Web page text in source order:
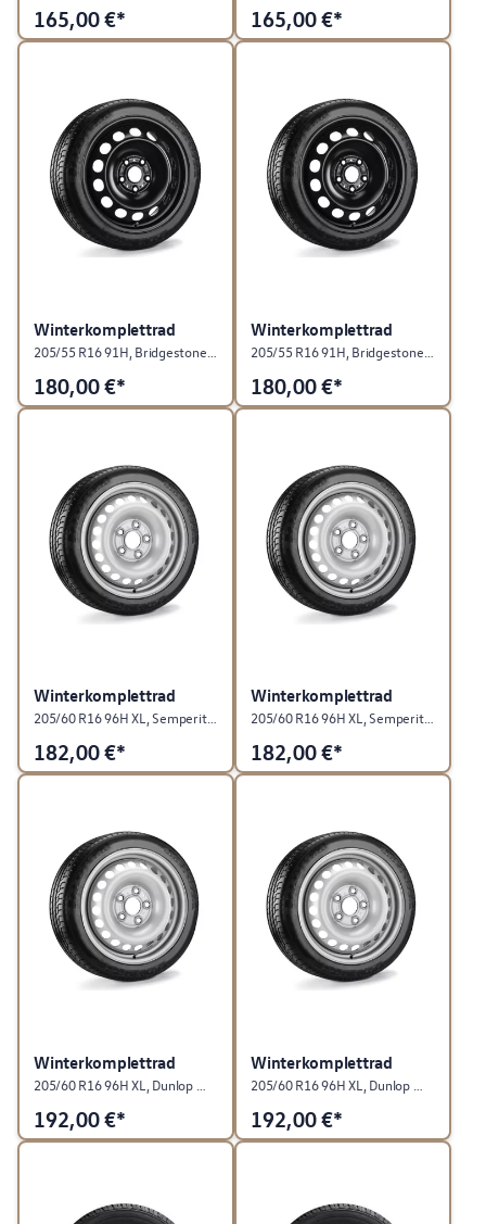
165,00€* 165,00€*
Winterkomplettrad
180,00€*
Winterkomplettrad
180,00€*
Winterkomplettrad
205/60 R16 96H XL, Semperit SPEED-GRIP 5, "Stahl", Chromfarben, rechts
182,00€*
Winterkomplettrad
205/60 R16 96H XL, Semperit SPEED-GRIP 5, "Stahl", Chromfarben, links
182,00€*
Winterkomplettrad
192,00€*
Winterkomplettrad
192,00€*